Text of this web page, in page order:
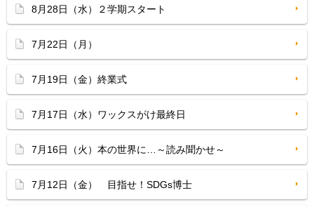
8月28日（水）２学期スタート
7月22日（月）
7月19日（金）終業式
7月17日（水）ワックスがけ最終日
7月16日（火）本の世界に…～読み聞かせ～
7月12日（金） 目指せ！SDGs博士